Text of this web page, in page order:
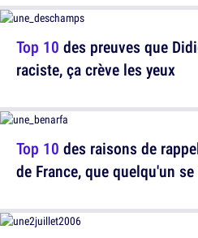
Top 10 des raisons de
de France, que quelqu'un
Top 10 des preuves que
raciste, ça crève les yeux